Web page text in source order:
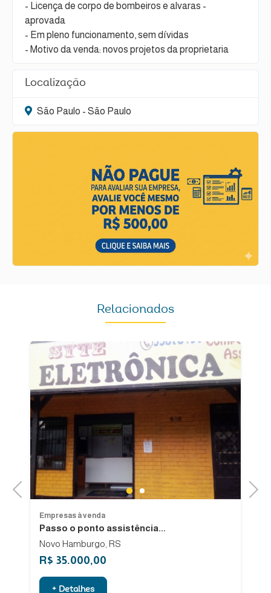
- Licença de corpo de bombeiros e alvaras -
aprovada
- Em pleno funcionamento, sem dívidas
- Motivo da venda: novos projetos da proprietaria
Localização
São Paulo - São Paulo
Relacionados
Previous 1 2
Empresas à venda
Passo o ponto assistência...
Novo Hamburgo, RS
R$ 35.000,00
+ Detalhes
Next